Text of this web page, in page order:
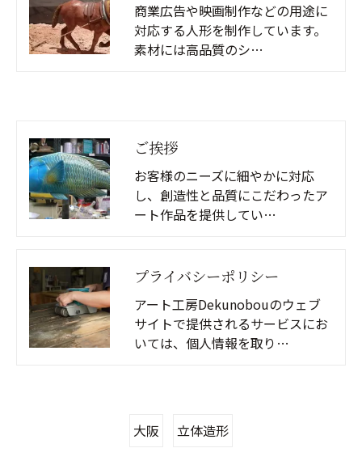
商業広告や映画制作などの用途に
対応する人形を制作しています。
素材には高品質のシ…
ご挨拶
お客様のニーズに細やかに対応
し、創造性と品質にこだわったア
ート作品を提供してい…
プライバシーポリシー
アート工房Dekunobouのウェブ
サイトで提供されるサービスにお
いては、個人情報を取り…
大阪 立体造形